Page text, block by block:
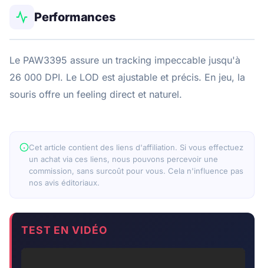
Performances
Le PAW3395 assure un tracking impeccable jusqu'à
26 000 DPI. Le LOD est ajustable et précis. En jeu, la
souris offre un feeling direct et naturel.
Cet article contient des liens d'affiliation. Si vous effectuez
un achat via ces liens, nous pouvons percevoir une
commission, sans surcoût pour vous. Cela n'influence pas
nos avis éditoriaux.
TEST EN VIDÉO